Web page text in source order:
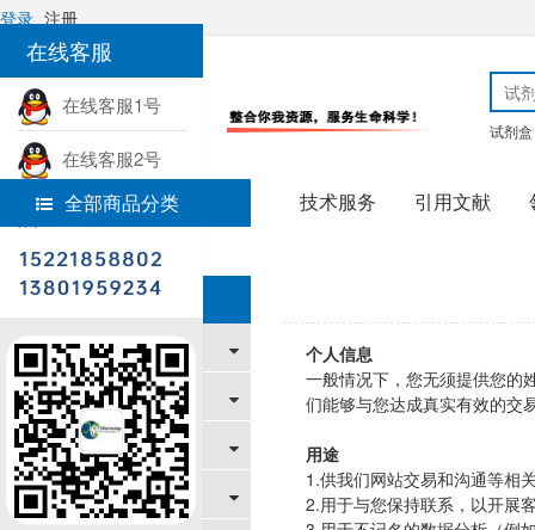
在线客服
在线客服1号
在线客服2号
热线电话
登录 注册
试剂盒
全部商品分类 技术服务 引用文献
首页 帮助中心
帮助中心
新手上路
购物指南
支付/配送方式
售后服务
个人信息
一般情况下，您无须提供您的
们能够与您达成真实有效的交
用途
1.供我们网站交易和沟通等相
2.用于与您保持联系，以开展